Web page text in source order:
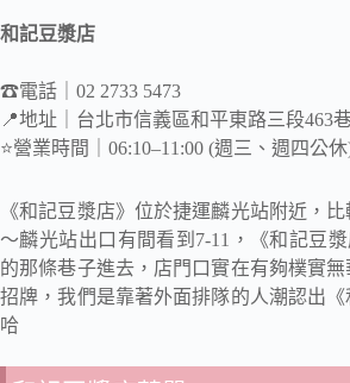
和記豆漿店
☎電話｜02 2733 5473
📍地址｜台北市信義區和平東路三段463
⭐️營業時間｜06:10–11:00 (週三、週四公
《和記豆漿店》位於捷運麟光站附近，
～麟光站出口有間看到7-11，《和記豆
的那條巷子進去，店門口實在有夠樸實
招牌，我們是靠著外面排隊的人潮認出
哈